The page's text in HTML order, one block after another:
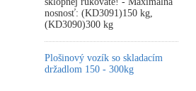
nosnosť: (KD3091)150 kg,
(KD3090)300 kg
Plošinový vozík so skladacím
držadlom 150 - 300kg